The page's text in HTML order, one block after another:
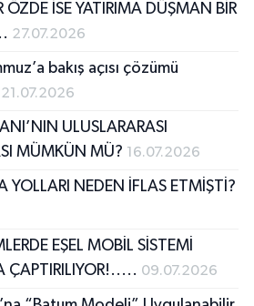
ÖZDE İSE YATIRIMA DÜŞMAN BİR
27.07.2026
bakış açısı çözümü
21.07.2026
ULUSLARARASI
MÜMKÜN MÜ?
16.07.2026
YOLLARI NEDEN İFLAS ETMİŞTİ?
EŞEL MOBİL SİSTEMİ
ÇAPTIRILIYOR!..... 09.07.2026